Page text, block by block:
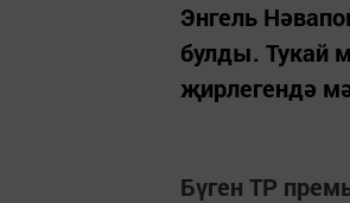
Энгель
булды. Тукай
җирлегендә
Бүген ТР